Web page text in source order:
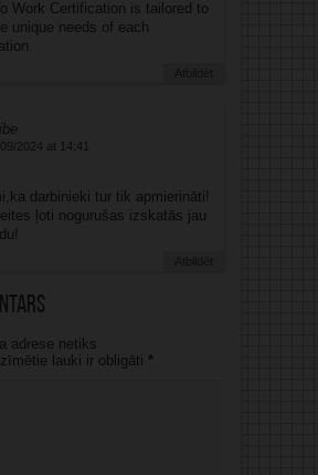
Work Certification is tailored to
unique needs of each
Atbildēt
09/2024 at 14:41
darbinieki tur tik apmierināti!
ļoti nogurušas izskatās jau
Atbildēt
adrese netiks
lauki ir obligāti *